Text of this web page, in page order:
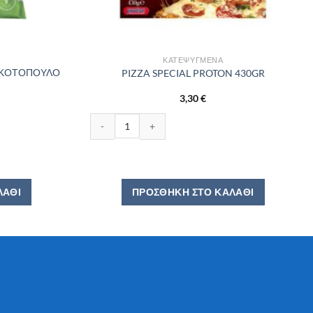
ΚΑΤΕΨΥΓΜΈΝΑ
PIZZA SPECIAL PROTON 430GR
3,30€
ΠΡΟΣΘΉΚΗ ΣΤΟ ΚΑΛΆΘΙ